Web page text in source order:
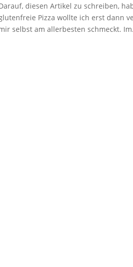
diesen Artikel zu schreiben,
Pizza wollte ich erst dann
selbst am allerbesten schmeckt.